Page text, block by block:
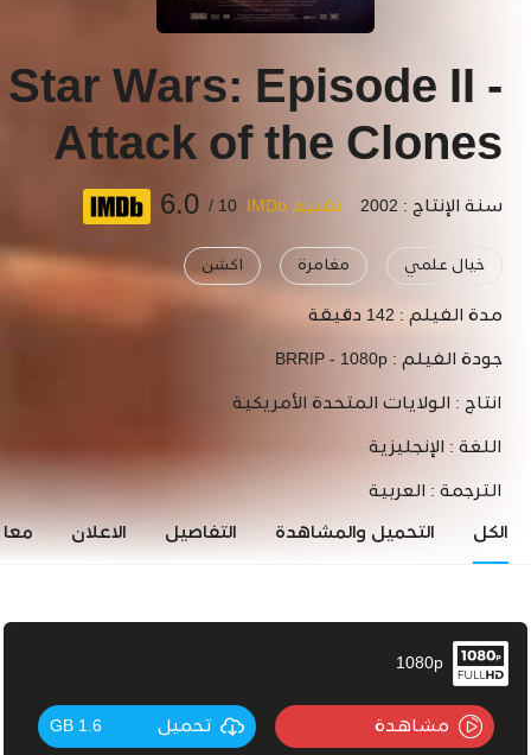
Star Wars: Episode II -
Attack of the Clones
سنة الإنتاج : 2002 تقييم IMDb 10 /
6.0
خيال علمي مغامرة اكشن
مدة الفيلم : 142 دقيقة
جودة الفيلم : BRRIP - 1080p
انتاج : الولايات المتحدة الأمريكية
اللغة : الإنجليزية
الترجمة : العربية
الكل التحميل والمشاهدة التفاصيل الاعلان
1080p
مشاهدة تحميل 1.6 GB